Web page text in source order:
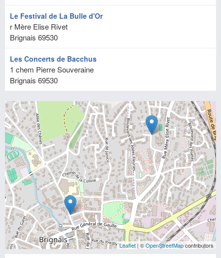
Le Festival de La Bulle d'Or
r Mère Elise Rivet
Brignais 69530
Les Concerts de Bacchus
1 chem Pierre Souveraine
Brignais 69530
Leaflet | ©OpenStreetMapcontributors